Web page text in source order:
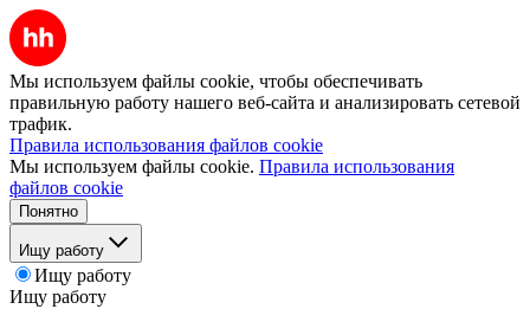
Мы используем файлы cookie, чтобы обеспечивать
правильную работу нашего веб-сайта и анализировать сетевой
трафик.
Правила использования файлов cookie
Мы используем файлы cookie. Правила использования
файлов cookie
Понятно
Ищу работу
Ищу работу
Ищу работу